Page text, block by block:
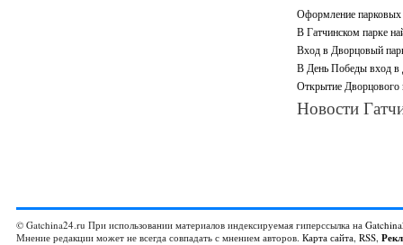
Оформление парковых
В Гатчинском парке
Вход в Дворцовый
В День Победы вход в
Открытие Дворцового
Новости
© Gatchina24.ru При использовании материалов индексируемая гиперссылка на
Мнение редакции может не всегда совпадать с мнением авторов. Карта сайта, RSS,